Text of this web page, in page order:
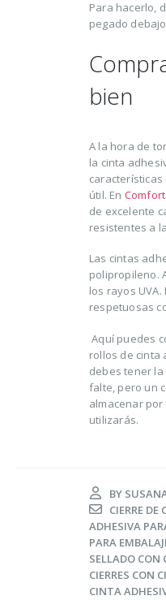
Para hacerlo,
pegado
bien
A la hora de
la cinta
útil. En
de excelente
resistentes a
Las cintas
polipropileno.
los rayos
respetuosas
Aquí puedes
rollos de cinta
debes tener
falte, pero un
almacenar
utilizarás.
BY
CIERRE DE
ADHESIVA
PARA
SELLADO CON
CIERRES CON
CINTA